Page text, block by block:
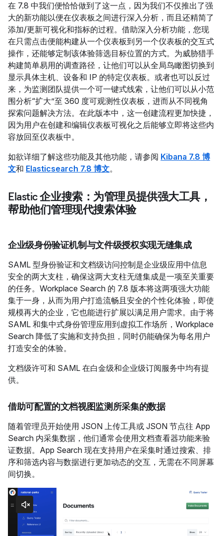
在 7.8 中我们便恰恰做到了这一点，因为我们不仅推出了强
大的新功能以便在仪表板之间进行深入分析，而且还精简了
添加/更新可视化和指标的过程。借助深入分析功能，您现
在只需点击便能构建从一个仪表板到另一个仪表板的交互式
操作，还能够定制该体验筛选目标位置的方式。为威胁猎手
构建简单易用的调查路径，让他们可以从全局鸟瞰图切换到
显示具体主机、设备和 IP 的特定仪表板。或者也可以反过
来，为监测团队提供一个可一键式线索，让他们可以从小范
围分析“扩大”至 360 度可观测性仪表板，进而从不同视角
探索问题解决方法。在此版本中，这一创建流程更加快捷，
因为用户在创建和编辑仪表板可视化之后能够立即将这些内
容放回至仪表板中。
如欲详细了解这些功能及其他功能，请参阅 Kibana 7.8 博
文和 Elasticsearch 7.8 博文。
Elastic 企业搜索：为管理员提供强大工具，
帮助他们管理现代搜索体验
企业级身份验证机制与文件级授权实现无缝集成
SAML 型身份验证和文档级访问控制是企业级应用中信息
安全的两大支柱，确保这两大支柱无缝集成是一项至关重要
的任务。Workplace Search 的 7.8 版本将这两项强大功能
集于一身，从而为用户打造流畅且安全的个性化体验，即使
规模再大的企业，它也能进行扩展以满足用户需求。由于将
SAML 和集中式身份管理应用到虚拟工作场所，Workplace
Search 降低了实施和支持负担，同时仍能确保为每名用户
打造安全的体验。
文档级许可和 SAML 在白金级和企业级订阅服务中均有提
供。
借助可配置的文档视图监测所采集的数据
随着管理员开始使用 JSON 上传工具或 JSON 节点往 App
Search 内采集数据，他们通常会使用文档查看器功能来验
证数据。App Search 现在支持用户在采集时通过搜索、排
序和筛选内容与数据进行更加动态的交互，无需在不同屏幕
间切换。